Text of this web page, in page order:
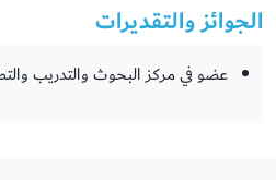
الجوائز والتقديرات
عضو في مركز البحوث والتدريب